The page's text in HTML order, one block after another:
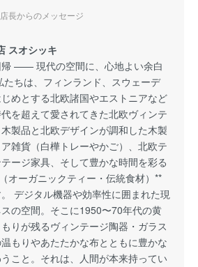
店長からのメッセージ
スオシッキ
帰 —— 現代の空間に、心地よい余白
たちは、フィンランド、スウェーデ
めとする北欧諸国やエストニアなど
を超えて愛されてきた北欧ヴィンテ
製品と北欧デザインが調和した木製
雑貨（白樺トレーやかご）、北欧テ
ージ家具、そして豊かな時間を彩る
オーガニックティー・伝統食材）**
デジタル機器や効率性に囲まれた現
の空間。そこに1950〜70年代の黄
りが残るヴィンテージ陶器・ガラス
もりやあたたかな布とともに豊かな
こと。それは、人間が本来持ってい